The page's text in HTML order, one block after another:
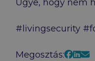
Ugye, hogy nem
#livingsecurity
Megosztás: